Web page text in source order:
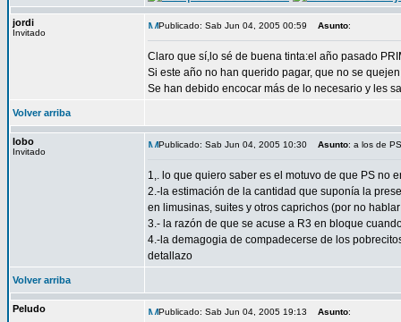
jordi
Invitado
Publicado: Sab Jun 04, 2005 00:59 Asunto:
Claro que sí,lo sé de buena tinta:el año pasado
Si este año no han querido pagar, que no se
Se han debido encocar más de lo necesario y les
Volver arriba
lobo
Invitado
Publicado: Sab Jun 04, 2005 10:30 Asunto: a los de
1,. lo que quiero saber es el motuvo de que PS no
2.-la estimación de la cantidad que suponía la
en limusinas, suites y otros caprichos (por no
3.- la razón de que se acuse a R3 en bloque
4.-la demagogia de compadecerse de los
detallazo
Volver arriba
Peludo Publicado: Sab Jun 04, 2005 19:13 Asunto: